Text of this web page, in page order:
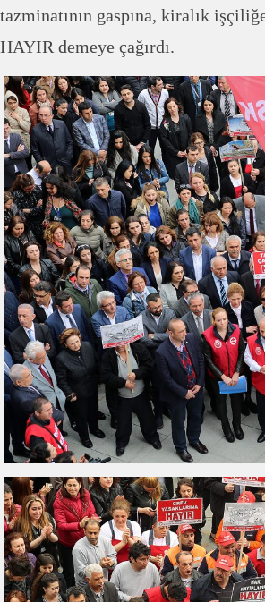
tazminatının gaspına, kiralık
HAYIR demeye çağırdı.